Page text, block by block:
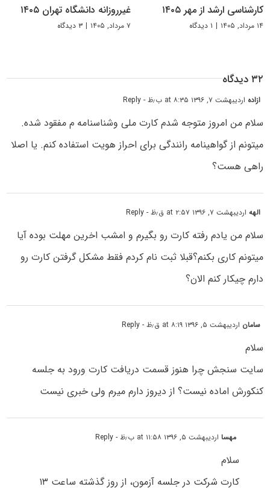
کارشناسی ارشد از مهر ۱۴۰۵
۱۴ مرداد, ۱۴۰۵ | ۱ دیدگاه
غیرروزانه دانشگاه تهران ۱۴۰۵
۷ مرداد, ۱۴۰۵ | ۳ دیدگاه
۳۲ دیدگاه
ازاده اردیبهشت ۷, ۱۳۹۶ at ۸:۳۵ ب٫ظ - Reply
سلام من امروز متوجه شدم کارت ملی وشناسنامه م مفقود شده.
میتونم از گواهینامه رانندگی برای احراز هویت استفاده کنم. یا اصلا
راهی هست؟
الههاردیبهشت ۷, ۱۳۹۶ at ۲:۵۷ ق٫ظ - Reply
سلام من یادم رفته کارت رو بگیرم و امشب اخرین مهلت بوده آیا
میتونم کاری بکنم؟قبلا ثبت نام کردم فقط مشکل گرفتن کارت رو
دارم چیکار کنم الان؟
سامان اردیبهشت ۵, ۱۳۹۶ at ۸:۱۹ ق٫ظ - Reply
سلام
سایت سنجش چرا هنوز قسمت دریافت کارت ورود به جلسه
کنکورش اماده نیست؟ از دیروز دارم میرم ولی خبری نیست
مهسااردیبهشت ۵, ۱۳۹۶ at ۱۱:۵۸ ب٫ظ - Reply
سلام
کارت شرکت در جلسه آزمون، از روز گذشته ساعت ۱۳